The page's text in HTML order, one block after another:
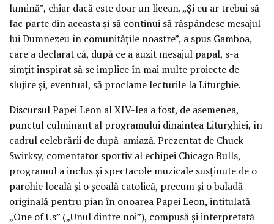
lumină”, chiar dacă este doar un licean. „Și eu ar trebui să
fac parte din aceasta și să continui să răspândesc mesajul
lui Dumnezeu în comunitățile noastre”, a spus Gamboa,
care a declarat că, după ce a auzit mesajul papal, s-a
simțit inspirat să se implice în mai multe proiecte de
slujire și, eventual, să proclame lecturile la Liturghie.
Discursul Papei Leon al XIV-lea a fost, de asemenea,
punctul culminant al programului dinaintea Liturghiei, în
cadrul celebrării de după-amiază. Prezentat de Chuck
Swirksy, comentator sportiv al echipei Chicago Bulls,
programul a inclus și spectacole muzicale susținute de o
parohie locală și o școală catolică, precum și o baladă
originală pentru pian în onoarea Papei Leon, intitulată
„One of Us” („Unul dintre noi”), compusă și interpretată